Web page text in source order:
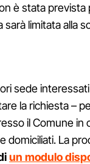
è stata prevista
sarà limitata alla
sede
la richiesta –
il Comune in
domiciliati. La
un modulo